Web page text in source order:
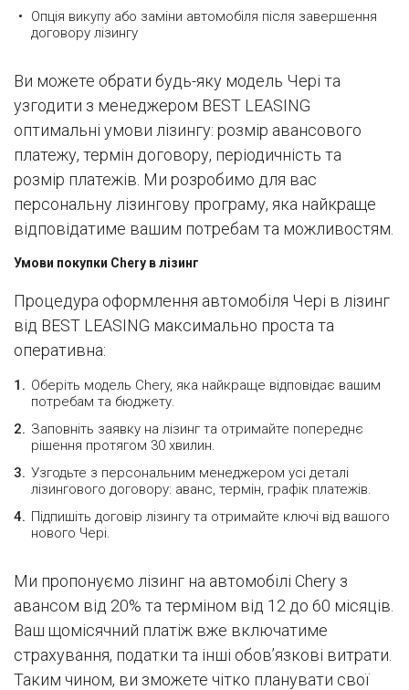
Опція викупу або заміни автомобіля після завершення
договору лізингу
Ви можете обрати будь-яку модель Чері та
узгодити з менеджером BEST LEASING
оптимальні умови лізингу: розмір авансового
платежу, термін договору, періодичність та
розмір платежів. Ми розробимо для вас
персональну лізингову програму, яка найкраще
відповідатиме вашим потребам та можливостям.
Умови покупки Chery в лізинг
Процедура оформлення автомобіля Чері в лізинг
від BEST LEASING максимально проста та
оперативна:
Оберіть модель Chery, яка найкраще відповідає вашим
потребам та бюджету.
Заповніть заявку на лізинг та отримайте попереднє
рішення протягом 30 хвилин.
Узгодьте з персональним менеджером усі деталі
лізингового договору: аванс, термін, графік платежів.
Підпишіть договір лізингу та отримайте ключі від вашого
нового Чері.
Ми пропонуємо лізинг на автомобілі Chery з
авансом від 20% та терміном від 12 до 60 місяців.
Ваш щомісячний платіж вже включатиме
страхування, податки та інші обов’язкові витрати.
Таким чином, ви зможете чітко планувати свої